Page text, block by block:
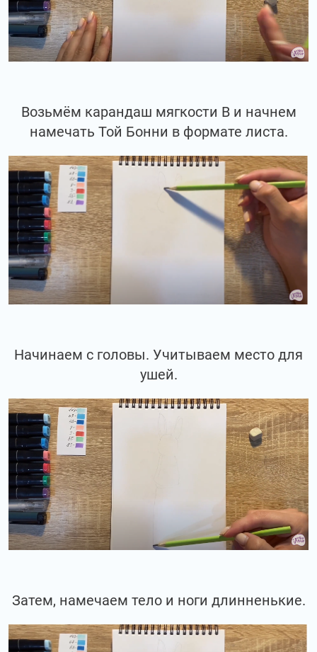
Возьмём карандаш мягкости В и начнем
намечать Той Бонни в формате листа.
Начинаем с головы. Учитываем место для
ушей.
Затем, намечаем тело и ноги длинненькие.